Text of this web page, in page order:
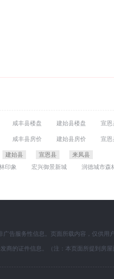
咸丰县楼盘 建始县楼盘 宣恩
咸丰县房价 建始县房价 宣恩
建始县 宣恩县
来凤县
印象 宏兴御景新城 润德城市森
告服务性信息。页面所载内容，仅供
商的证件信息。（注：本页面所提到房屋